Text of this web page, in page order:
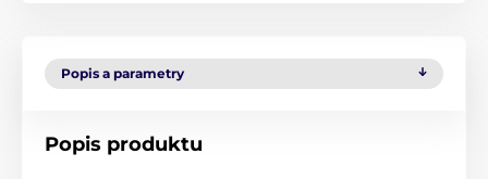
Popis a parametry
Popis produktu